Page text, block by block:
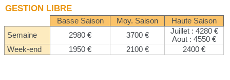
GESTION LIBRE
Basse Saison Moy. Saison
Haute Saison
Semaine
2980 € 3700 €
Juillet : 4280 €
Aout : 4550 €
Week-end
1950 € 2100 € 2400 €